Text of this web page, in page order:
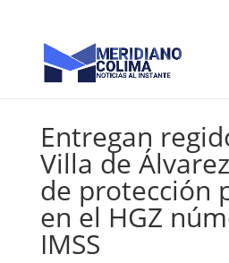
Entregan
Villa de
de protección
en el HGZ
IMSS